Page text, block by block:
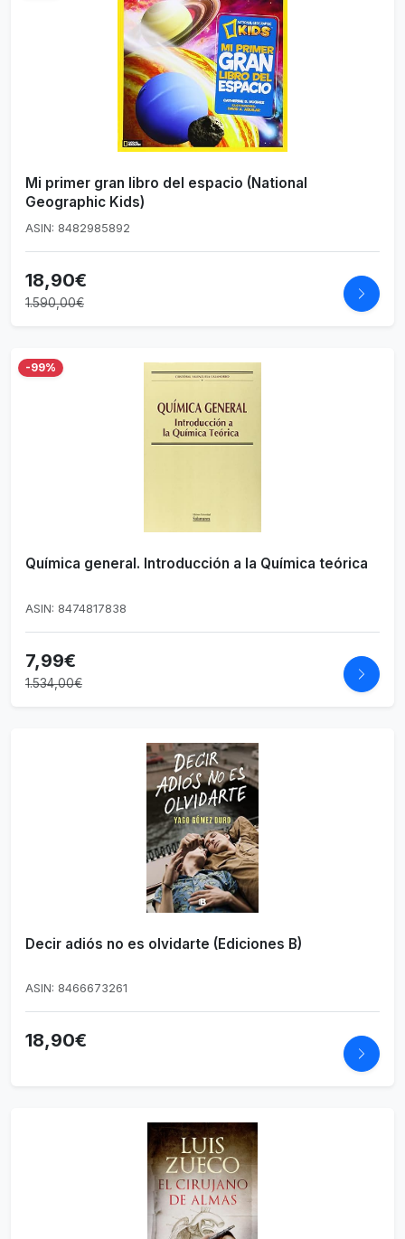
Mi primer gran libro del espacio (National
Geographic Kids)
ASIN: 8482985892
18,90€
1.590,00€
-99%
Química general. Introducción a la Química teórica
ASIN: 8474817838
7,99€
1.534,00€
Decir adiós no es olvidarte (Ediciones B)
ASIN: 8466673261
18,90€